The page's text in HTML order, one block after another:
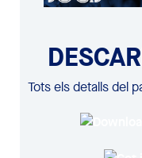
Tots els detalls del